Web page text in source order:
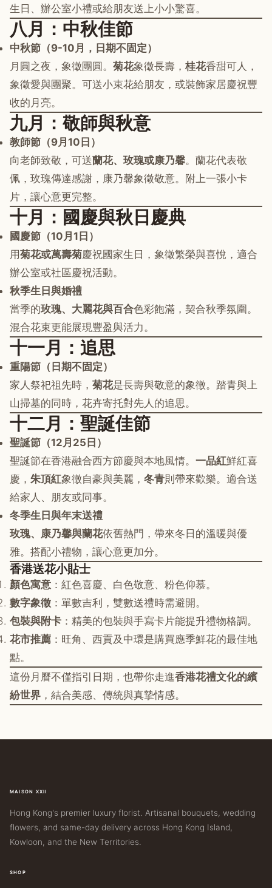
生日、辦公室小禮或給朋友送上小小驚喜。
八月：中秋佳節
中秋節（9-10月，日期不固定）
月圓之夜，象徵團圓。 菊花象徵長壽， 桂花香甜可人，
象徵愛與團聚。可送小束花給朋友，或裝飾家居慶祝豐
收的月亮。
九月：敬師與秋意
教師節（9月10日）
向老師致敬，可送蘭花、玫瑰或康乃馨。蘭花代表敬
佩，玫瑰傳達感謝，康乃馨象徵敬意。附上一張小卡
片，讓心意更完整。
十月：國慶與秋日慶典
國慶節（10月1日）
用菊花或萬壽菊慶祝國家生日，象徵繁榮與喜悅，適合
辦公室或社區慶祝活動。
秋季生日與婚禮
當季的玫瑰、大麗花與百合色彩飽滿，契合秋季氛圍。
混合花束更能展現豐盈與活力。
十一月：追思
重陽節（日期不固定）
家人祭祀祖先時， 菊花是長壽與敬意的象徵。踏青與上
山掃墓的同時，花卉寄托對先人的追思。
十二月：聖誕佳節
聖誕節（12月25日）
聖誕節在香港融合西方節慶與本地風情。 一品紅鮮紅喜
慶， 朱頂紅象徵自豪與美麗， 冬青則帶來歡樂。適合送
給家人、朋友或同事。
冬季生日與年末送禮
玫瑰、康乃馨與蘭花依舊熱門，帶來冬日的溫暖與優
雅。搭配小禮物，讓心意更加分。
香港送花小貼士
顏色寓意 ：紅色喜慶、白色敬意、粉色仰慕。
數字象徵 ：單數吉利，雙數送禮時需避開。
包裝與附卡 ：精美的包裝與手寫卡片能提升禮物格調。
花市推薦 ：旺角、西貢及中環是購買應季鮮花的最佳地
點。
這份月曆不僅指引日期，也帶你走進香港花禮文化的繽
紛世界 ，結合美感、傳統與真摯情感。
MAISON XXII
Hong Kong's premier luxury florist. Artisanal bouquets, wedding
flowers, and same-day delivery across Hong Kong Island,
Kowloon, and the New Territories.
SHOP